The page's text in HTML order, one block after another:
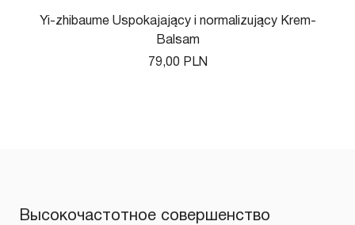
Yi-zhibaume Uspokajający i normalizujący Krem-
Balsam
Цена
79,00 PLN
​Высокочастотное совершенство